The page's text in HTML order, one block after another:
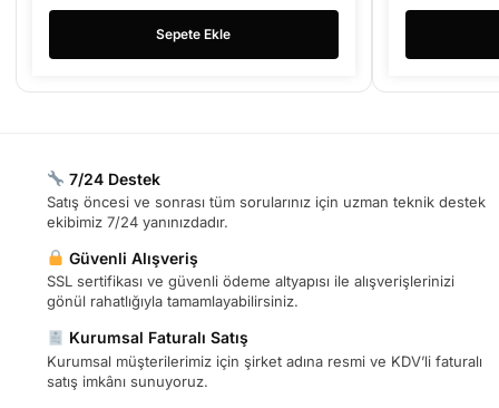
Sepete Ekle
7/24 Destek
Satış öncesi ve sonrası tüm sorularınız için uzman teknik destek
ekibimiz 7/24 yanınızdadır.
Güvenli Alışveriş
SSL sertifikası ve güvenli ödeme altyapısı ile alışverişlerinizi
gönül rahatlığıyla tamamlayabilirsiniz.
Kurumsal Faturalı Satış
Kurumsal müşterilerimiz için şirket adına resmi ve KDV’li faturalı
satış imkânı sunuyoruz.